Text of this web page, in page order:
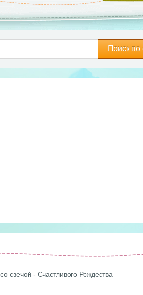
Поиск по
свечой - Счастливого Рождества